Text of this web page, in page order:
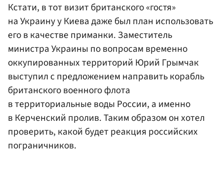
Кстати, в тот визит британского «гостя»
на Украину у Киева даже был план использовать
его в качестве приманки. Заместитель
министра Украины по вопросам временно
оккупированных территорий Юрий Грымчак
выступил с предложением направить корабль
британского военного флота
в территориальные воды России, а именно
в Керченский пролив. Таким образом он хотел
проверить, какой будет реакция российских
пограничников.